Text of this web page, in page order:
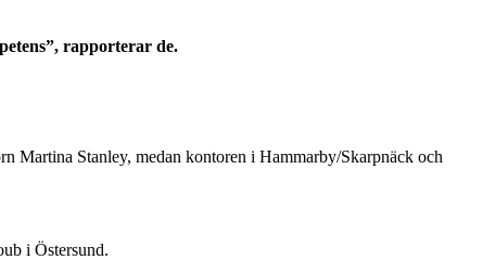
rapporterar de.
Martina Stanley, medan kontoren i Hammarby/Skarpnäck och
i Östersund.